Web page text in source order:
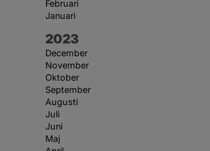
Februari
Januari
År:
2023
December
November
Oktober
September
Augusti
Juli
Juni
Maj